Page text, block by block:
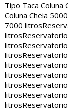
Tipo Taca Coluna
Coluna Cheia
7000 litros
litros
litros
litros
litros
litros
litros
litros
litros